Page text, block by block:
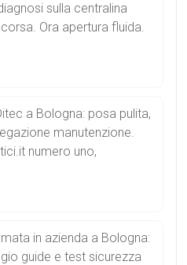
sulla centralina
Ora apertura fluida.
a Bologna: posa pulita,
manutenzione.
numero uno,
in azienda a Bologna:
guide e test sicurezza